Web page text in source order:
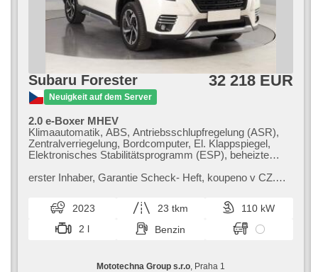
Subaru Forester
Neuigkeit auf dem Server
32 218 EUR
2.0 e-Boxer MHEV
Klimaautomatik, ABS, Antriebsschlupfregelung (ASR),
Zentralverriegelung, Bordcomputer, El. Klappspiegel,
Elektronisches Stabilitätsprogramm (ESP), beheizte
Taste, Reifendrucksensor, El. einstellbare Sitze, beheizte
Seitenscheiben, Dachträger, Dachscheibe, Autoradio,
Automatikgetriebe, Antrieb 4x4
erster Inhaber,​ Garantie Scheck​- Heft,​ koupeno v CZ.
bezpečnosti a komfortu pro rodin...
2023 23 tkm
110 kW
2 l
Benzin
Mototechna Group s.r.o , Praha 1